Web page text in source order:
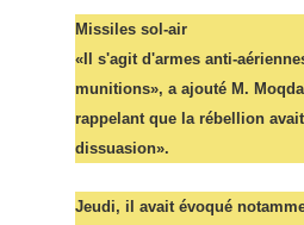
Missiles sol-air
«Il s'agit d'armes anti-
munitions», a ajouté M.
rappelant que la rébellion
dissuasion».
Jeudi, il avait évoqué